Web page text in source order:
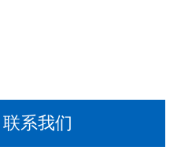
容器可以放心使用
联系我们